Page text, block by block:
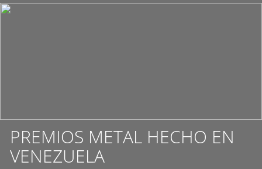
PREMIOS METAL HECHO EN
VENEZUELA